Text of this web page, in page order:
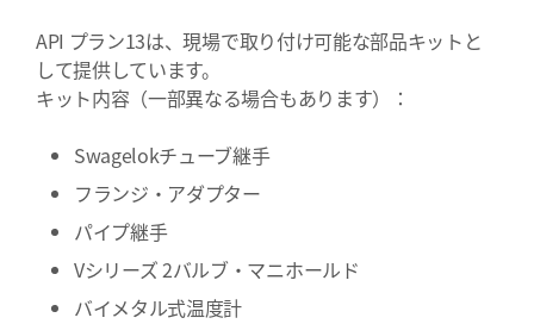
API プラン13は、現場で取り付け可能な部品キットと
して提供しています。
キット内容（一部異なる場合もあります）：
Swagelokチューブ継手
フランジ・アダプター
パイプ継手
Vシリーズ 2バルブ・マニホールド
バイメタル式温度計